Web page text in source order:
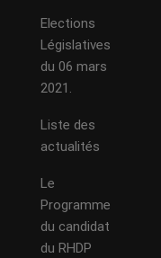
Elections
Législatives
du 06 mars
2021.
Liste des
actualités
Le
Programme
du candidat
du RHDP